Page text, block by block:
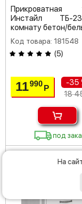
Прикроватная
Инстайл ТБ-
комнату бетон/
Код товара: 181548
(5)
11990Р
-35
18
под
На